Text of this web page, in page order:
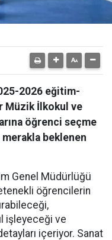
2026 eğitim-
Müzik İlkokul ve
öğrenci seçme
beklenen
Genel Müdürlüğü
öğrencilerin
işleyeceği ve
içeriyor. Sanat